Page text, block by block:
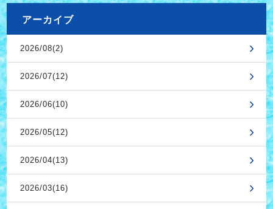
アーカイブ
2026/08(2)
2026/07(12)
2026/06(10)
2026/05(12)
2026/04(13)
2026/03(16)